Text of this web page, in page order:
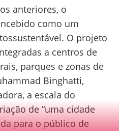
anteriores, o
como um
O projeto
a centros de
parques e zonas de
Binghatti,
a escala do
de “uma cidade
para o público de